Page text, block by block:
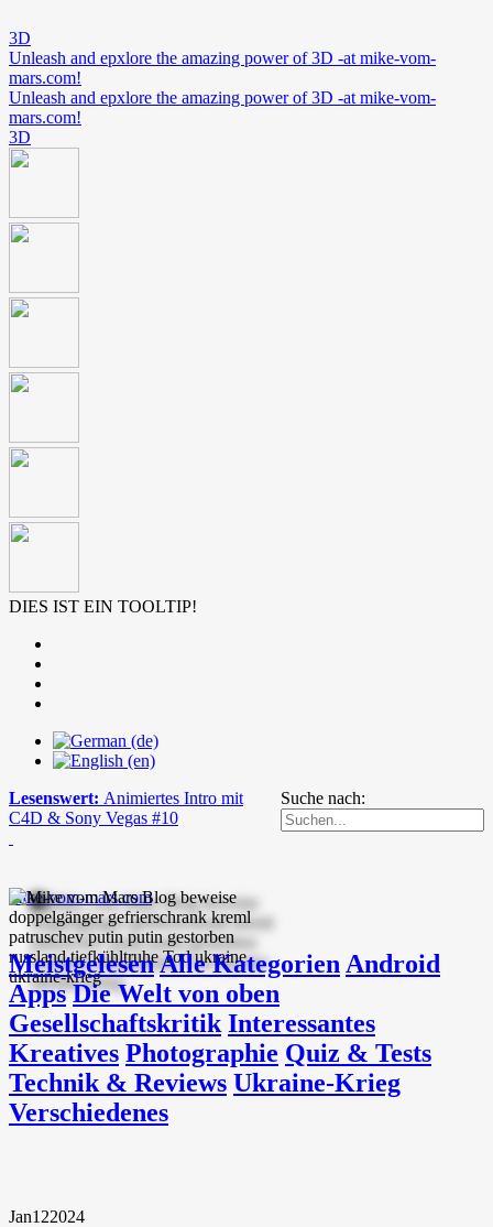
3D
Unleash and epxlore the amazing power of 3D -at mike-vom-
mars.com!
Unleash and epxlore the amazing power of 3D -at mike-vom-
mars.com!
3D
DIES IST EIN TOOLTIP!
Suche nach:
Lesenswert: Animiertes Intro mit
C4D & Sony Vegas #10
mike-vom-mars.com
MeistgelesenAlle Kategorien Android
Apps Die Welt von oben
Gesellschaftskritik Interessantes
Kreatives Photographie Quiz & Tests
Technik & Reviews Ukraine-Krieg
Verschiedenes
Jan122024